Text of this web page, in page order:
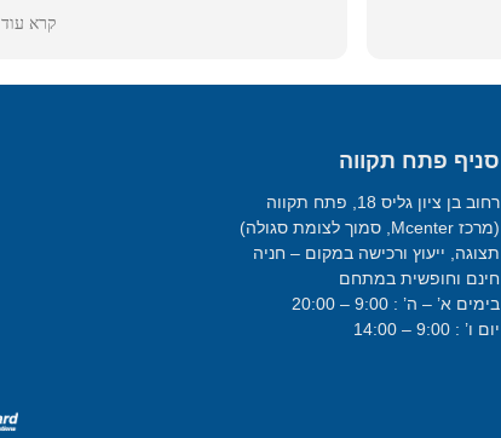
קרא עוד
סניף פתח תקווה
רחוב בן ציון גליס 18, פתח תקווה
(מרכז Mcenter, סמוך לצומת סגולה)
תצוגה, ייעוץ ורכישה במקום – חניה
חינם וחופשית במתחם
בימים א’ – ה’ : 9:00 – 20:00
יום ו’ : 9:00 – 14:00